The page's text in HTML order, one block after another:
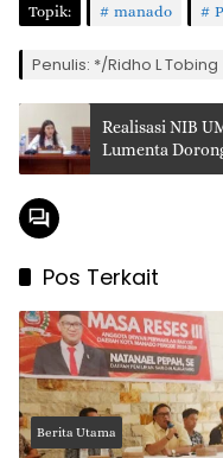
Topik: manado
Penulis: */Ridho L Tobing
Realisasi NIB
Lumenta
Gallang: Kami
Pos Terkait
Berita Utama